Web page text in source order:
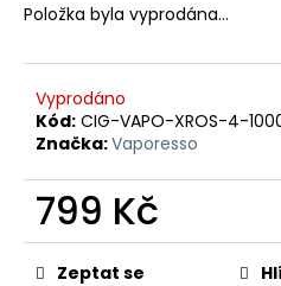
Položka byla vyprodána…
Vyprodáno
Kód: CIG-VAPO-XROS-4-
Značka:Vaporesso
799 Kč
Měrná
cena:Zeptat se
PRO
ELEKTRONICKÁ
CIGARETA
PASSION
FRUIT
16MG
169
Kč